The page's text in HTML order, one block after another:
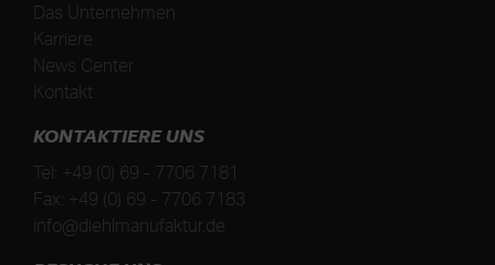
Das Unternehmen
Karriere
News Center
Kontakt
KONTAKTIERE UNS
Tel: +49 (0) 69 - 7706 7181
Fax: +49 (0) 69 - 7706 7183
info@diehlmanufaktur.de